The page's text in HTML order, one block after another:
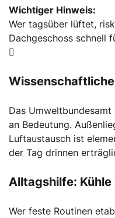
Wichtiger Hinweis:
Wer tagsüber lüftet,
Dachgeschoss schnell
Das
an Bedeutung.
Luftaustausch ist
der Tag drinnen
Alltagshilfe:
Wer feste Routinen